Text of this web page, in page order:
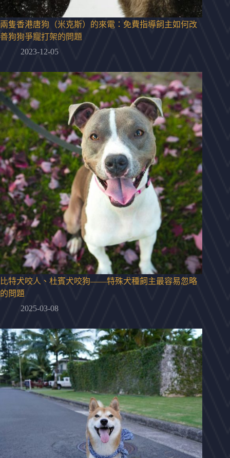
兩隻香港唐狗（米克斯）的來電：免費指導飼主如何改
善狗狗爭寵打架的問題
2023-12-05
比特犬咬人、杜賓犬咬狗——特殊犬種飼主最容易忽略
的問題
2025-03-08